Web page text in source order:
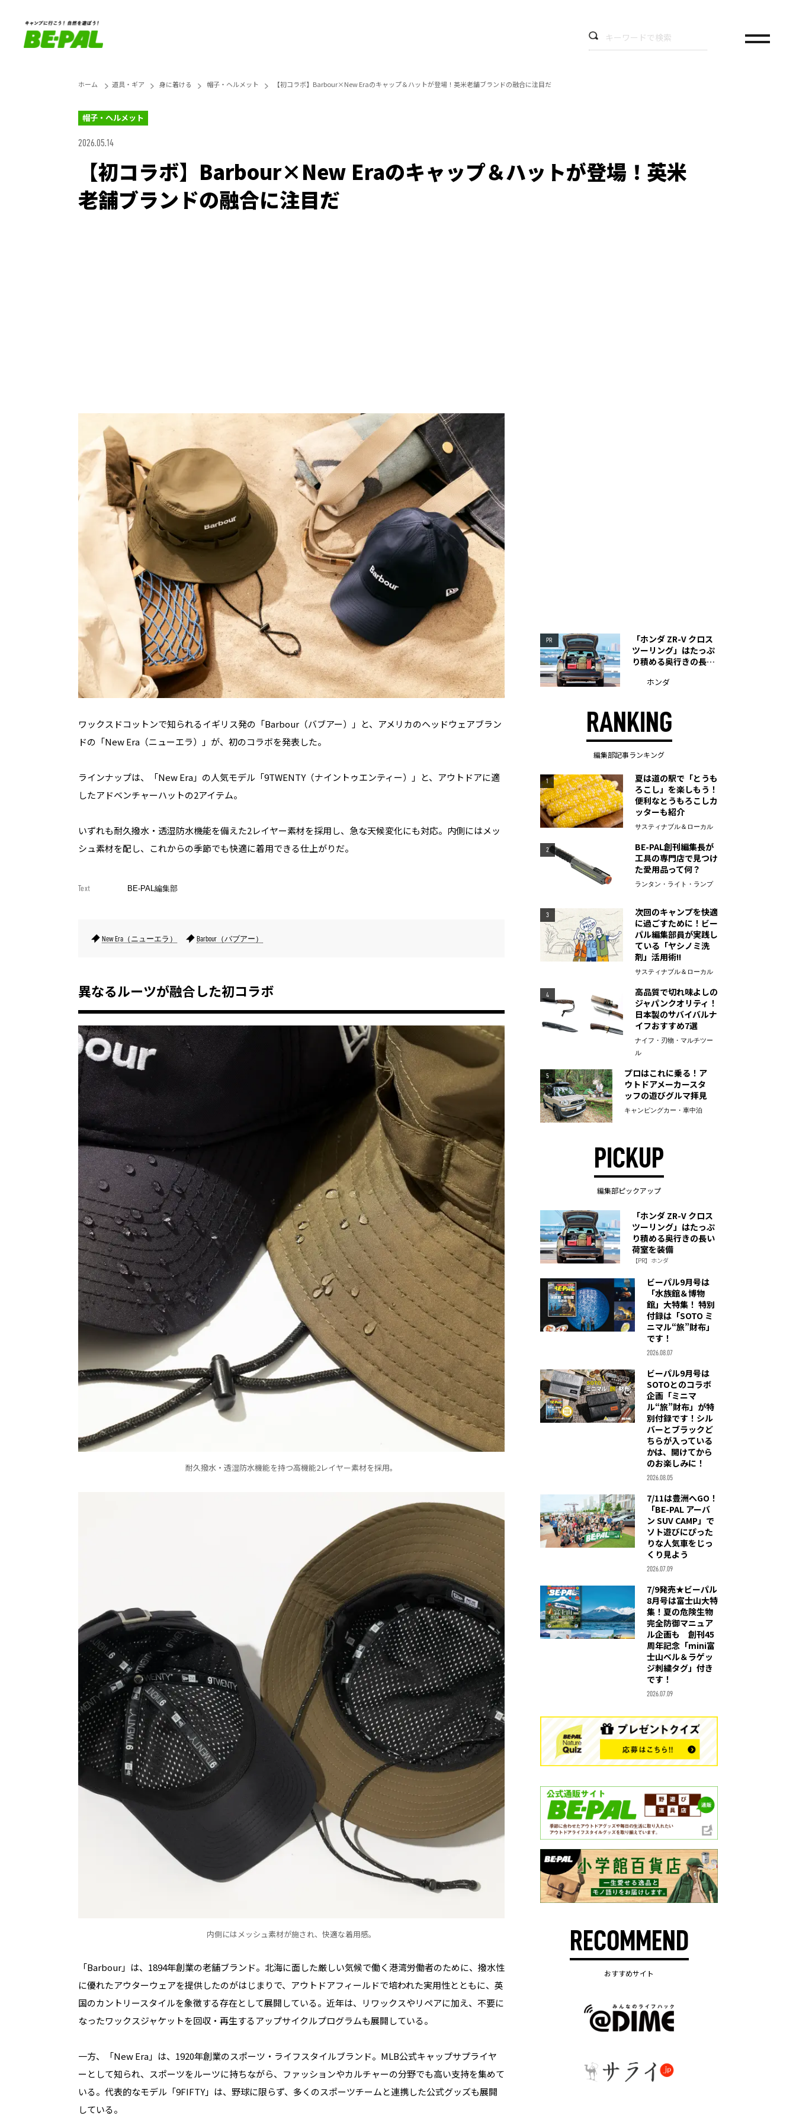
ホーム 道具・ギア 身に着ける 帽子・ヘルメット 【初コラボ】Barbour×New Eraのキャップ＆ハットが登場！英米老舗ブランドの融合に注目だ
帽子・ヘルメット
2026.05.14
【初コラボ】Barbour×New Eraのキャップ＆ハットが登場！英米
老舗ブランドの融合に注目だ
ワックスドコットンで知られるイギリス発の「Barbour（バブアー）」と、アメリカのヘッドウェアブラン
ドの「New Era（ニューエラ）」が、初のコラボを発表した。
ラインナップは、「New Era」の人気モデル「9TWENTY（ナイントゥエンティー）」と、アウトドアに適
したアドベンチャーハットの2アイテム。
いずれも耐久撥水・透湿防水機能を備えた2レイヤー素材を採用し、急な天候変化にも対応。内側にはメッ
シュ素材を配し、これからの季節でも快適に着用できる仕上がりだ。
Text BE-PAL編集部
New Era（ニューエラ） Barbour（バブアー）
異なるルーツが融合した初コラボ
耐久撥水・透湿防水機能を持つ高機能2レイヤー素材を採用。
内側にはメッシュ素材が施され、快適な着用感。
「Barbour」は、1894年創業の老舗ブランド。北海に面した厳しい気候で働く港湾労働者のために、撥水性
に優れたアウターウェアを提供したのがはじまりで、アウトドアフィールドで培われた実用性とともに、英
国のカントリースタイルを象徴する存在として展開している。近年は、リワックスやリペアに加え、不要に
なったワックスジャケットを回収・再生するアップサイクルプログラムも展開している。
一方、「New Era」は、1920年創業のスポーツ・ライフスタイルブランド。MLB公式キャップサプライヤ
ーとして知られ、スポーツをルーツに持ちながら、ファッションやカルチャーの分野でも高い支持を集めて
いる。代表的なモデル「9FIFTY」は、野球に限らず、多くのスポーツチームと連携した公式グッズも展開
している。
PR
「ホンダ ZR-V クロス
ツーリング」はたっぷ
り積める奥行きの長い
ホンダ
RANKING
編集部記事ランキング
1
夏は道の駅で「とうも
ろこし」を楽しもう！
便利なとうもろこしカ
ッターも紹介
サスティナブル＆ローカル
2
BE-PAL創刊編集長が
工具の専門店で見つけ
た愛用品って何？
ランタン・ライト・ランプ
3
次回のキャンプを快適
に過ごすために！ビー
パル編集部員が実践し
ている「ヤシノミ洗
剤」活用術!!
サスティナブル＆ローカル
4
高品質で切れ味よしの
ジャパンクオリティ！
日本製のサバイバルナ
イフおすすめ7選
ナイフ・刃物・マルチツー
ル
5
プロはこれに乗る！ア
ウトドアメーカースタ
ッフの遊びグルマ拝見
キャンピングカー・車中泊
PICKUP
編集部ピックアップ
「ホンダ ZR-V クロス
ツーリング」はたっぷ
り積める奥行きの長い
荷室を装備
【PR】ホンダ
ビーパル9月号は
「水族館＆博物
館」大特集！ 特別
付録は「SOTO ミ
ニマル“旅”財布」
です！
2026.08.07
ビーパル9月号は
SOTOとのコラボ
企画「ミニマ
ル“旅”財布」が特
別付録です！シル
バーとブラックど
ちらが入っている
かは、開けてから
のお楽しみに！
2026.08.05
7/11は豊洲へGO！
「BE-PAL アーバ
ン SUV CAMP」で
ソト遊びにぴった
りな人気車をじっ
くり見よう
2026.07.09
7/9発売★ビーパル
8月号は富士山大特
集！夏の危険生物
完全防御マニュア
ル企画も 創刊45
周年記念「mini富
士山ベル＆ラゲッ
ジ刺繍タグ」付き
です！
2026.07.09
RECOMMEND
おすすめサイト